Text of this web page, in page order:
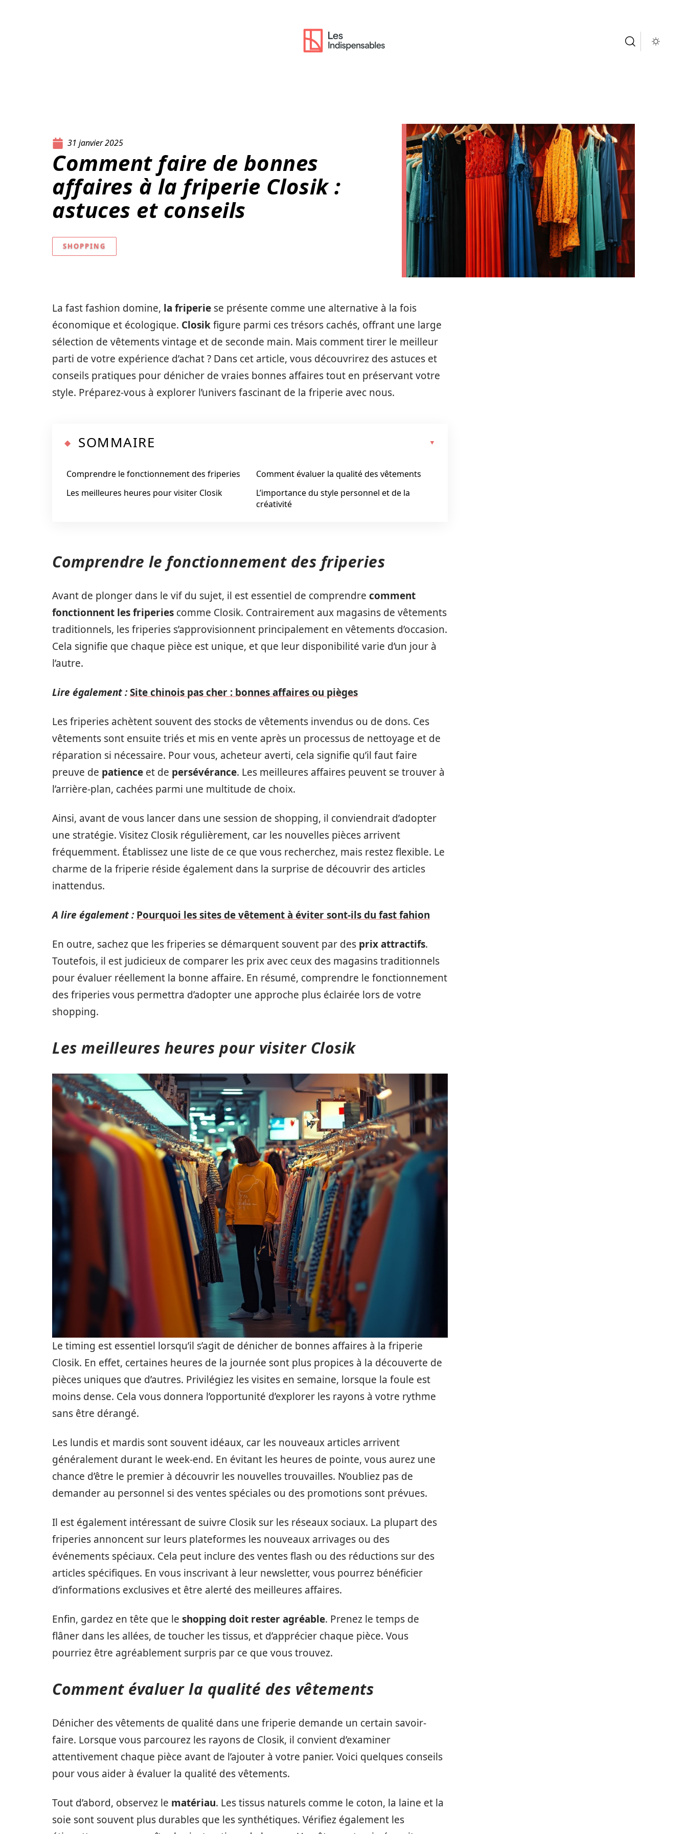
31 janvier 2025
Comment faire de bonnes
affaires à la friperie Closik :
astuces et conseils
SHOPPING
La fast fashion domine, la friperie se présente comme une alternative à la fois
économique et écologique. Closikfigure parmi ces trésors cachés, offrant une large
sélection de vêtements vintage et de seconde main. Mais comment tirer le meilleur
parti de votre expérience d’achat ? Dans cet article, vous découvrirez des astuces et
conseils pratiques pour dénicher de vraies bonnes affaires tout en préservant votre
style. Préparez-vous à explorer l’univers fascinant de la friperie avec nous.
SOMMAIRE
Comprendre le fonctionnement des friperies
Les meilleures heures pour visiter Closik
Comment évaluer la qualité des vêtements
L’importance du style personnel et de la
créativité
Comprendre le fonctionnement des friperies
Avant de plonger dans le vif du sujet, il est essentiel de comprendre comment
fonctionnent les friperies comme Closik. Contrairement aux magasins de vêtements
traditionnels, les friperies s’approvisionnent principalement en vêtements d’occasion.
Cela signifie que chaque pièce est unique, et que leur disponibilité varie d’un jour à
l’autre.
Lire également :Site chinois pas cher : bonnes affaires ou pièges
Les friperies achètent souvent des stocks de vêtements invendus ou de dons. Ces
vêtements sont ensuite triés et mis en vente après un processus de nettoyage et de
réparation si nécessaire. Pour vous, acheteur averti, cela signifie qu’il faut faire
preuve de patience et de persévérance. Les meilleures affaires peuvent se trouver à
l’arrière-plan, cachées parmi une multitude de choix.
Ainsi, avant de vous lancer dans une session de shopping, il conviendrait d’adopter
une stratégie. Visitez Closik régulièrement, car les nouvelles pièces arrivent
fréquemment. Établissez une liste de ce que vous recherchez, mais restez flexible. Le
charme de la friperie réside également dans la surprise de découvrir des articles
inattendus.
A lire également : Pourquoi les sites de vêtement à éviter sont-ils du fast fahion
En outre, sachez que les friperies se démarquent souvent par des prix attractifs.
Toutefois, il est judicieux de comparer les prix avec ceux des magasins traditionnels
pour évaluer réellement la bonne affaire. En résumé, comprendre le fonctionnement
des friperies vous permettra d’adopter une approche plus éclairée lors de votre
shopping.
Les meilleures heures pour visiter Closik
Le timing est essentiel lorsqu’il s’agit de dénicher de bonnes affaires à la friperie
Closik. En effet, certaines heures de la journée sont plus propices à la découverte de
pièces uniques que d’autres. Privilégiez les visites en semaine, lorsque la foule est
moins dense. Cela vous donnera l’opportunité d’explorer les rayons à votre rythme
sans être dérangé.
Les lundis et mardis sont souvent idéaux, car les nouveaux articles arrivent
généralement durant le week-end. En évitant les heures de pointe, vous aurez une
chance d’être le premier à découvrir les nouvelles trouvailles. N’oubliez pas de
demander au personnel si des ventes spéciales ou des promotions sont prévues.
Il est également intéressant de suivre Closik sur les réseaux sociaux. La plupart des
friperies annoncent sur leurs plateformes les nouveaux arrivages ou des
événements spéciaux. Cela peut inclure des ventes flash ou des réductions sur des
articles spécifiques. En vous inscrivant à leur newsletter, vous pourrez bénéficier
d’informations exclusives et être alerté des meilleures affaires.
Enfin, gardez en tête que le shopping doit rester agréable. Prenez le temps de
flâner dans les allées, de toucher les tissus, et d’apprécier chaque pièce. Vous
pourriez être agréablement surpris par ce que vous trouvez.
Comment évaluer la qualité des vêtements
Dénicher des vêtements de qualité dans une friperie demande un certain savoir-
faire. Lorsque vous parcourez les rayons de Closik, il convient d’examiner
attentivement chaque pièce avant de l’ajouter à votre panier. Voici quelques conseils
pour vous aider à évaluer la qualité des vêtements.
Tout d’abord, observez le matériau. Les tissus naturels comme le coton, la laine et la
soie sont souvent plus durables que les synthétiques. Vérifiez également les